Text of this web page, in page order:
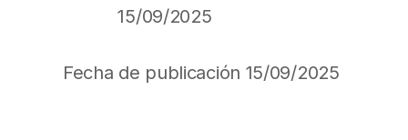
15/09/2025
Fecha de publicación 15/09/2025